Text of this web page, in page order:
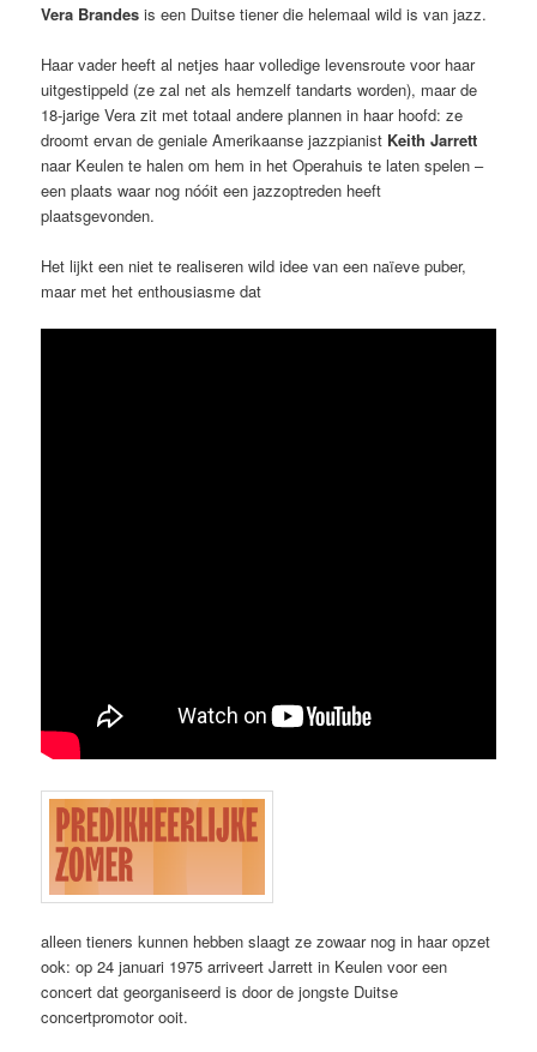
Vera Brandes is een Duitse tiener die helemaal wild is van jazz.
Haar vader heeft al netjes haar volledige levensroute voor haar
uitgestippeld (ze zal net als hemzelf tandarts worden), maar de
18-jarige Vera zit met totaal andere plannen in haar hoofd: ze
droomt ervan de geniale Amerikaanse jazzpianist Keith Jarrett
naar Keulen te halen om hem in het Operahuis te laten spelen –
een plaats waar nog nóóit een jazzoptreden heeft
plaatsgevonden.
Het lijkt een niet te realiseren wild idee van een naïeve puber,
maar met het enthousiasme dat
alleen tieners kunnen hebben slaagt ze zowaar nog in haar opzet
ook: op 24 januari 1975 arriveert Jarrett in Keulen voor een
concert dat georganiseerd is door de jongste Duitse
concertpromotor ooit.